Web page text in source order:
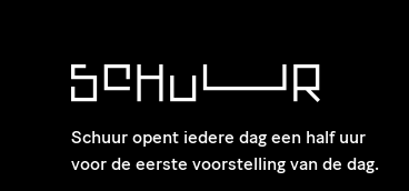
Schuur opent iedere dag een half uur
voor de eerste voorstelling van de dag.